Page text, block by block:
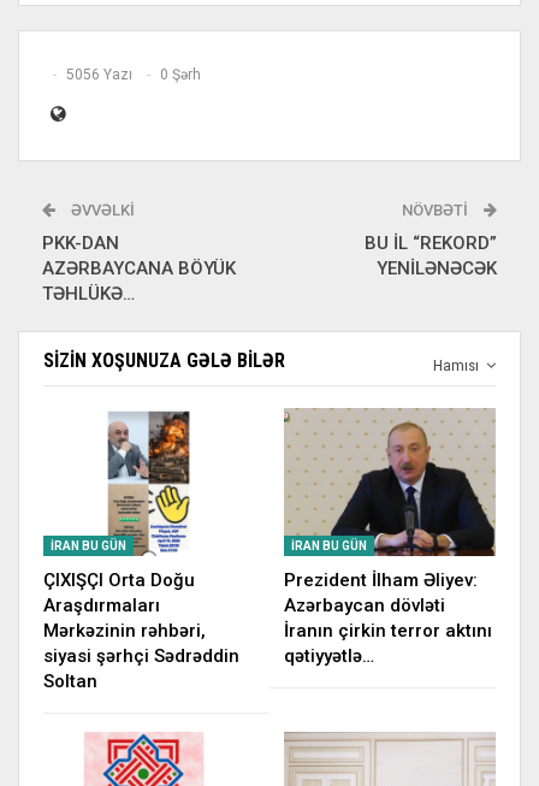
5056 Yazı 0 Şərh
ƏVVƏLKI
PKK-DAN
AZƏRBAYCANA BÖYÜK
TƏHLÜKƏ…
NÖVBƏTI
BU İL “REKORD”
YENİLƏNƏCƏK
Hamısı
SIZIN XOŞUNUZA GƏLƏ BILƏR
İRAN BU GÜN
ÇIXIŞÇI Orta Doğu
Araşdırmaları
Mərkəzinin rəhbəri,
siyasi şərhçi Sədrəddin
Soltan
İRAN BU GÜN
Prezident İlham Əliyev:
Azərbaycan dövləti
İranın çirkin terror aktını
qətiyyətlə…